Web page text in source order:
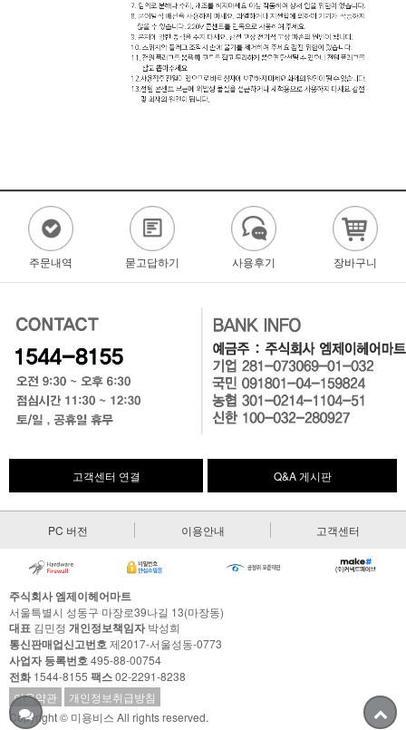
주문내역 묻고답하기 사용후기 장바구니
고객센터 연결 Q&A 게시판
PC 버전 이용안내 고객센터
주식회사 엠제이헤어마트
서울특별시 성동구 마장로39나길 13(마장동)
대표 김민정 개인정보책임자박성희
통신판매업신고번호제2017-서울성동-0773
사업자 등록번호495-88-00754
전화1544-8155 팩스02-2291-8238
이용약관
개인정보취급방침
Copyright © 미용비스 All rights reserved.